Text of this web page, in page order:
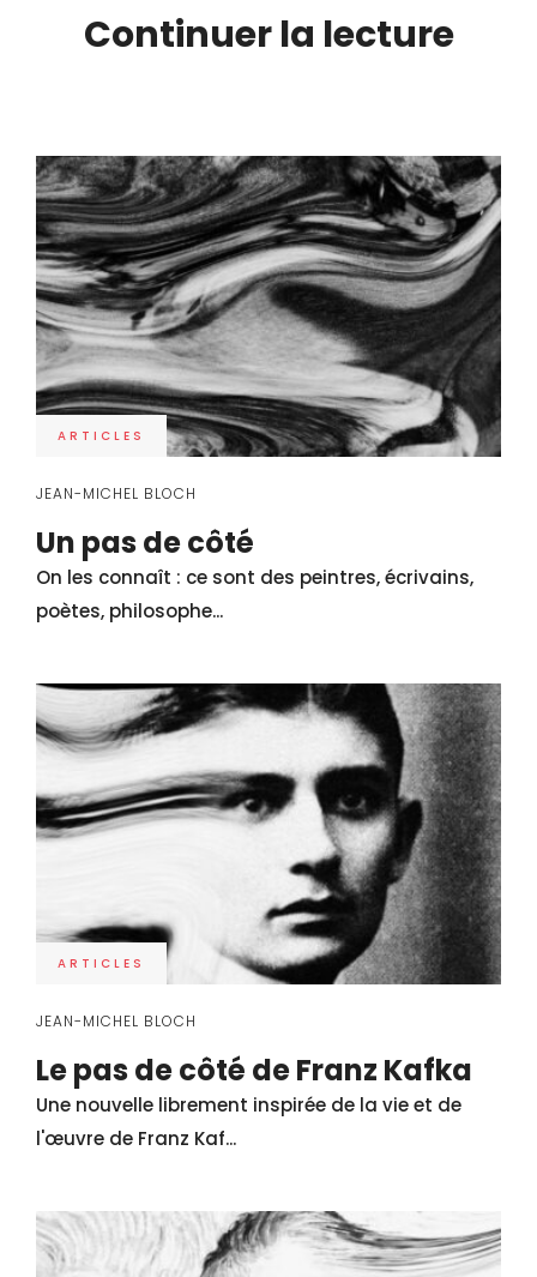
Continuer la lecture
ARTICLES
JEAN-MICHEL BLOCH
Un pas de côté
On les connaît : ce sont des peintres, écrivains,
poètes, philosophe...
ARTICLES
JEAN-MICHEL BLOCH
Le pas de côté de Franz Kafka
Une nouvelle librement inspirée de la vie et de
l'œuvre de Franz Kaf...